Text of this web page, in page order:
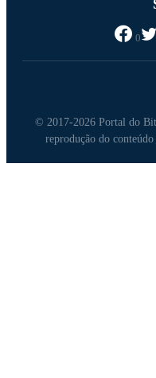
0
© 2017-2026 Portal do
reprodução do